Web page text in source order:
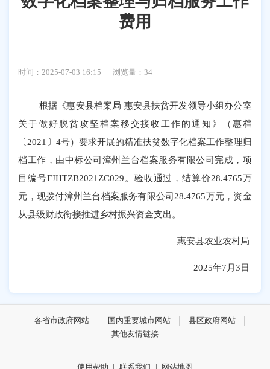
费用
时间：2025-07-03 16:15 浏览量：34
根据《惠安县档案局 惠安县扶贫开发领导小组办公室
关于做好脱贫攻坚档案移交接收工作的通知》（惠档
〔2021〕4号）要求开展的精准扶贫数字化档案工作整理归
档工作 ，由中标公司漳州兰台档案服务有限公司完成，项
目编号FJHTZB2021ZC029 。验收通过，结算价28.4765万
元，现拨付漳州兰台档案服务有限公司28.4765万元，资金
从县级财政衔接推进乡村振兴资金支出。
惠安县农业农村局
2025年7月3日
各省市政府网站 国内重要城市网站
县区政府网站
其他友情链接
使用帮助 | 联系我们 | 网站地图